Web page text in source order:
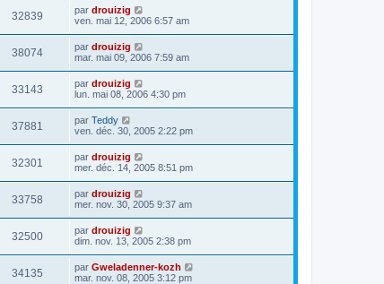
32839 par drouizig
ven. mai 12, 2006 6:57 am
38074 par drouizig
mar. mai 09, 2006 7:59 am
33143 par drouizig
lun. mai 08, 2006 4:30 pm
37881 par Teddy
ven. déc. 30, 2005 2:22 pm
32301 par drouizig
mer. déc. 14, 2005 8:51 pm
33758 par drouizig
mer. nov. 30, 2005 9:37 am
32500 par drouizig
dim. nov. 13, 2005 2:38 pm
34135 par Gweladenner-kozh
mar. nov. 08, 2005 3:12 pm